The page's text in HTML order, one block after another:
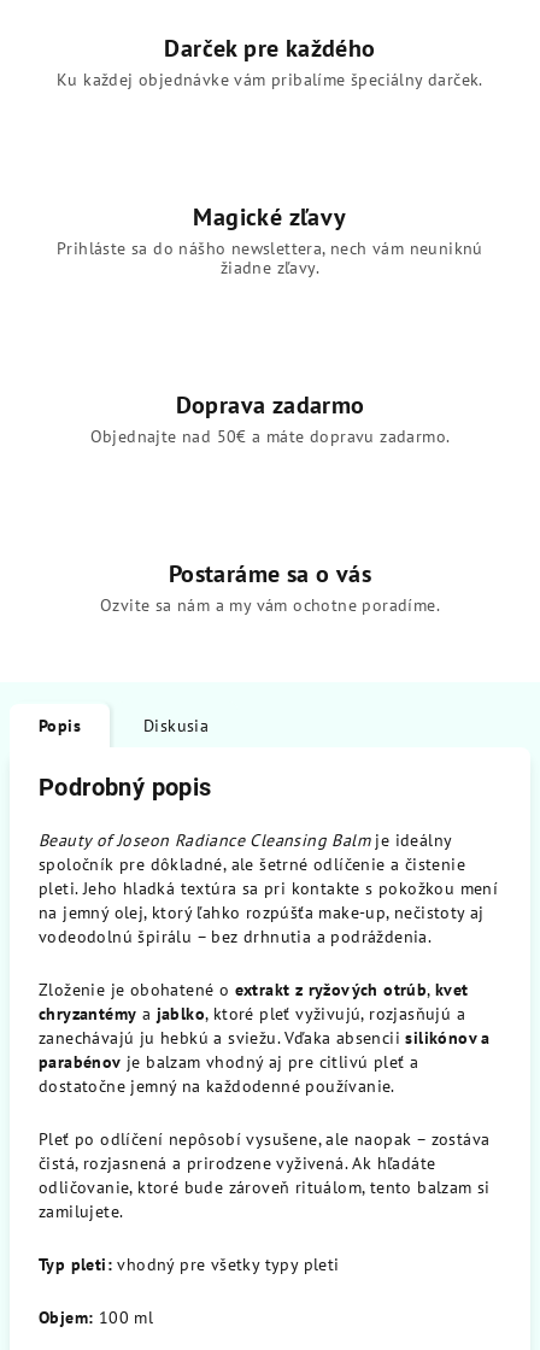
Darček pre každého
Ku každej objednávke vám pribalíme špeciálny darček.
Magické zľavy
Prihláste sa do nášho newslettera, nech vám neuniknú
žiadne zľavy.
Doprava zadarmo
Objednajte nad 50€ a máte dopravu zadarmo.
Postaráme sa o vás
Ozvite sa nám a my vám ochotne poradíme.
Popis Diskusia
Podrobný popis
Beauty of Joseon Radiance Cleansing Balmje ideálny
spoločník pre dôkladné, ale šetrné odlíčenie a čistenie
pleti. Jeho hladká textúra sa pri kontakte s pokožkou mení
na jemný olej, ktorý ľahko rozpúšťa make-up, nečistoty aj
vodeodolnú špirálu – bez drhnutia a podráždenia.
Zloženie je obohatené o extrakt z ryžových otrúb,kvet
chryzantémy a jablko, ktoré pleť vyživujú, rozjasňujú a
zanechávajú ju hebkú a sviežu. Vďaka absenciisilikónov a
parabénov je balzam vhodný aj pre citlivú pleť a
dostatočne jemný na každodenné používanie.
Pleť po odlíčení nepôsobí vysušene, ale naopak – zostáva
čistá, rozjasnená a prirodzene vyživená. Ak hľadáte
odličovanie, ktoré bude zároveň rituálom, tento balzam si
zamilujete.
Typ pleti: vhodný pre všetky typy pleti
Objem: 100 ml